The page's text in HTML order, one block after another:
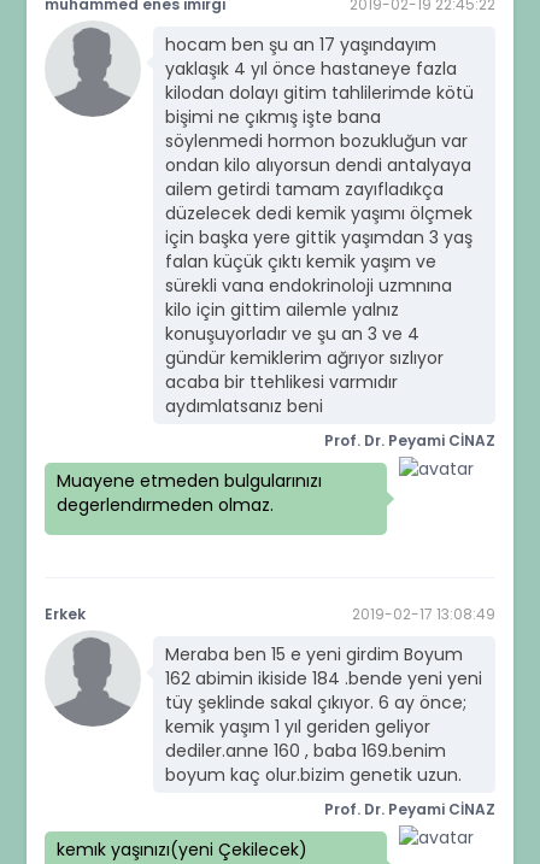
muhammed enes imirgi 2019-02-19 22:45:22
hocam ben şu an 17 yaşındayım
yaklaşık 4 yıl önce hastaneye fazla
kilodan dolayı gitim tahlilerimde kötü
bişimi ne çıkmış işte bana
söylenmedi hormon bozukluğun var
ondan kilo alıyorsun dendi antalyaya
ailem getirdi tamam zayıfladıkça
düzelecek dedi kemik yaşımı ölçmek
için başka yere gittik yaşımdan 3 yaş
falan küçük çıktı kemik yaşım ve
sürekli vana endokrinoloji uzmnına
kilo için gittim ailemle yalnız
konuşuyorladır ve şu an 3 ve 4
gündür kemiklerim ağrıyor sızlıyor
acaba bir ttehlikesi varmıdır
aydımlatsanız beni
Prof. Dr. Peyami CİNAZ
Muayene etmeden bulgularınızı
degerlendırmeden olmaz.
Erkek 2019-02-17 13:08:49
Meraba ben 15 e yeni girdim Boyum
162 abimin ikiside 184 .bende yeni yeni
tüy şeklinde sakal çıkıyor. 6 ay önce;
kemik yaşım 1 yıl geriden geliyor
dediler.anne 160 , baba 169.benim
boyum kaç olur.bizim genetik uzun.
Prof. Dr. Peyami CİNAZ
kemık yaşınızı(yeni Çekilecek)